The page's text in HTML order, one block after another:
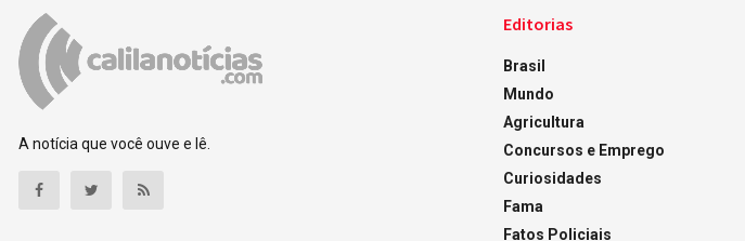
A notícia que você ouve e lê.
Editorias
Brasil
Mundo
Agricultura
Concursos e Emprego
Curiosidades
Fama
Fatos Policiais